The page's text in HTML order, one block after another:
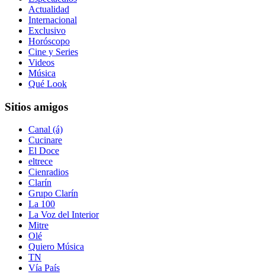
Actualidad
Internacional
Exclusivo
Horóscopo
Cine y Series
Videos
Música
Qué Look
Sitios amigos
Canal (á)
Cucinare
El Doce
eltrece
Cienradios
Clarín
Grupo Clarín
La 100
La Voz del Interior
Mitre
Olé
Quiero Música
TN
Vía País